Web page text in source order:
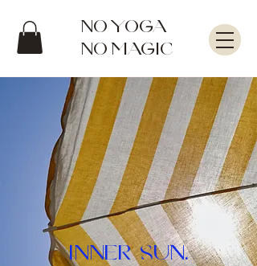
No Yoga
No magic
Inner sun.